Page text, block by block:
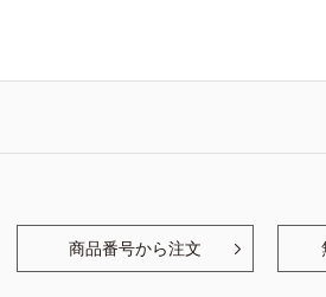
商品番号から注文